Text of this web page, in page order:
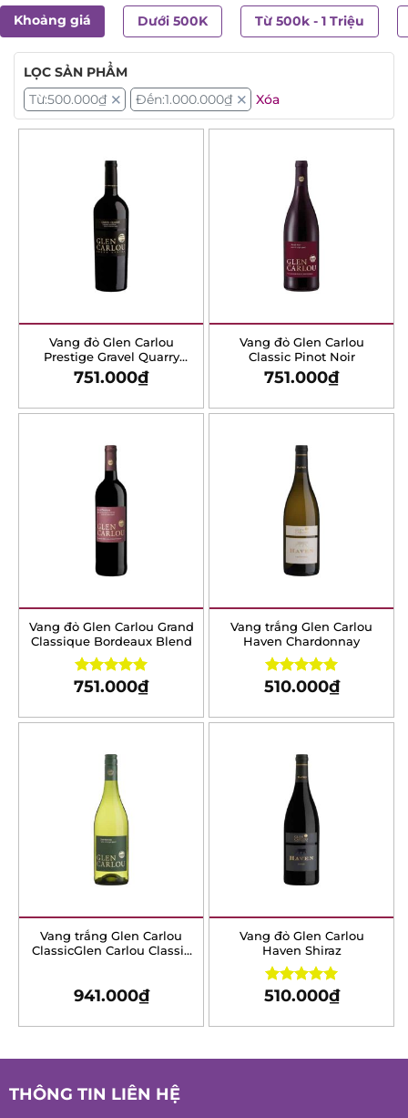
Khoảng giá Dưới 500K Từ 500k - 1 Triệu
LỌC SẢN PHẨM
Từ:500.000₫ Đến:1.000.000₫ Xóa
Vang đỏ Glen Carlou
Prestige Gravel Quarry
Cabernet Sauvignon
751.000₫
Vang đỏ Glen Carlou
Classic Pinot Noir
751.000₫
Vang đỏ Glen Carlou Grand
Classique Bordeaux Blend
Rated5.00
751.000₫
Vang trắng Glen Carlou
Haven Chardonnay
Rated5.00
510.000₫
Vang trắng Glen Carlou
ClassicGlen Carlou Classic
941.000₫
Vang đỏ Glen Carlou
Haven Shiraz
Rated5.00
510.000₫
THÔNG TIN LIÊN HỆ